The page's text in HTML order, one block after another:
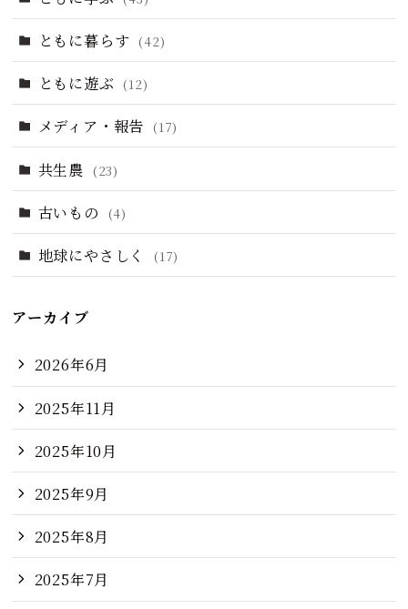
ともに暮らす (42)
ともに遊ぶ (12)
メディア・報告 (17)
共生農 (23)
古いもの (4)
地球にやさしく (17)
アーカイブ
2026年6月
2025年11月
2025年10月
2025年9月
2025年8月
2025年7月